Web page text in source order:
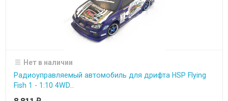
Нет в наличии
Радиоуправляемый автомобиль для дрифта HSP Flying
Fish 1 - 1:10 4WD...